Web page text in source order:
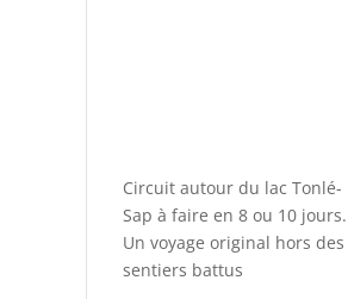
Circuit autour du lac Tonlé-
Sap à faire en 8 ou 10 jours.
Un voyage original hors des
sentiers battus